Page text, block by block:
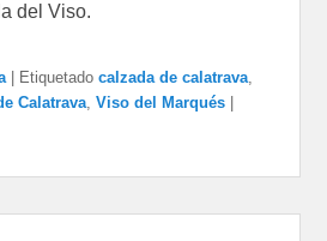
del Viso.
Etiquetado calzada de calatrava,
Calatrava,Viso del Marqués